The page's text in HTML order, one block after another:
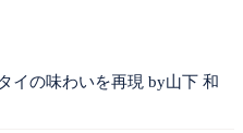
イの味わいを再現 by山下 和